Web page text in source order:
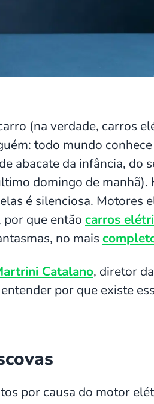
(na verdade, carros
todo mundo
abacate da infância, do
domingo de manhã).
é silenciosa. Motores
por que então carros
no mais
Catalano, diretor da
por que existe
por causa do motor